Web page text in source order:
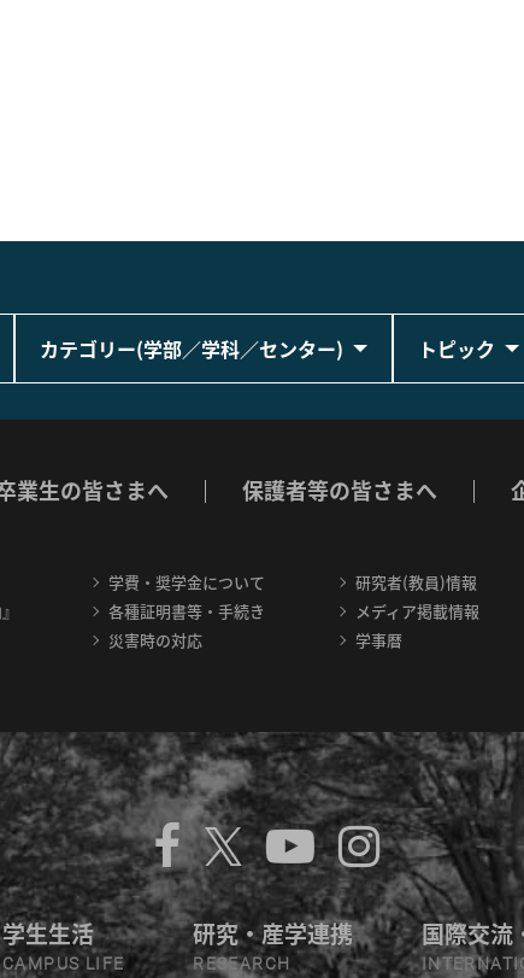
カテゴリー(学部／学科／センター) トピック
業生の皆さまへ 保護者等の皆さまへ
学費・奨学金について
各種証明書等・手続き
災害時の対応
研究者(教員)情報
メディア掲載情報
学事暦
学生生活
CAMPUS LIFE
研究・産学連携
RESEARCH
国際交流